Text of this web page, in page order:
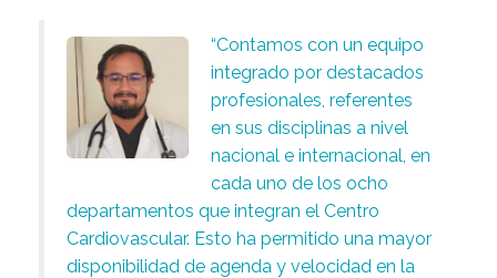
“Contamos con un equipo
integrado por destacados
profesionales, referentes
en sus disciplinas a nivel
nacional e internacional, en
cada uno de los ocho
departamentos que integran el Centro
Cardiovascular. Esto ha permitido una mayor
disponibilidad de agenda y velocidad en la